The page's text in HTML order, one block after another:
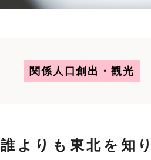
関係人口創出・観光
誰よりも東北を知